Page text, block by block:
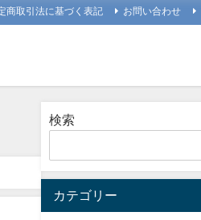
商取引法に基づく表記 お問い合わせ
検索
カテゴリー